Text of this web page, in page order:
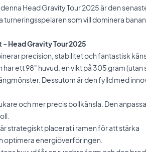
Head Gravity Tour 2025 är den
som vill dominera
Head Gravity Tour 2025
precision, stabilitet och fantastisk
ett 98" huvud, en vikt på 305 gram (utan
Dessutom är den fylld med
och mer precis bollkänsla. Den
strategiskt placerat i ramen för att stärka
optimera energiöverföringen.